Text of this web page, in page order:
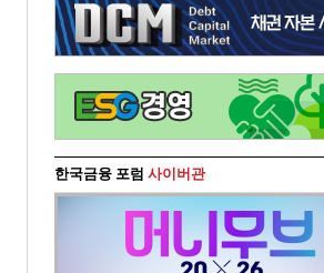
한국금융 포럼 사이버관